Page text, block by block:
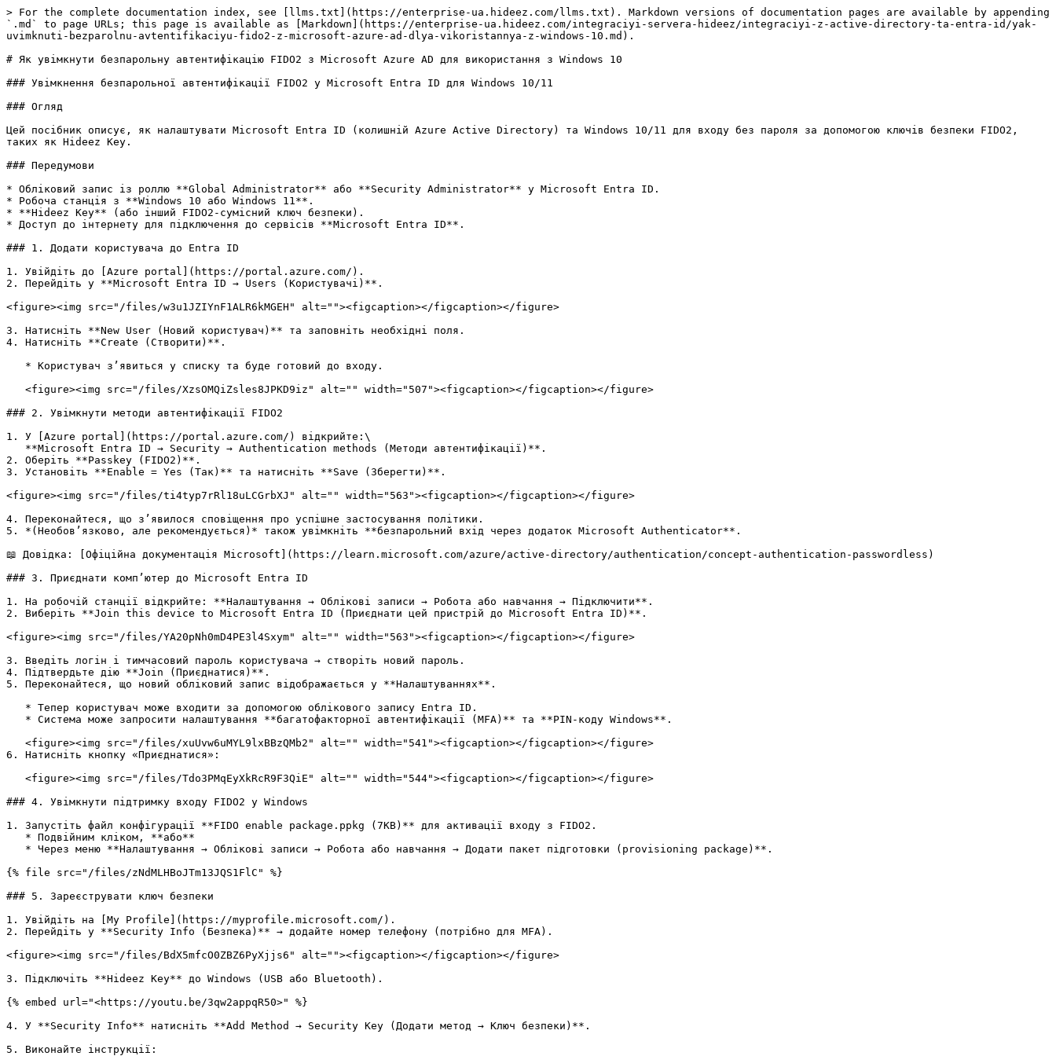
> For the complete documentation index, see [llms.txt](https://enterprise-ua.hideez.com/llms.txt). Markdown versions of documentation pages are available by appending
`.md` to page URLs; this page is available as [Markdown](https://enterprise-ua.hideez.com/integraciyi-servera-hideez/integraciyi-z-active-directory-ta-entra-id/yak-
uvimknuti-bezparolnu-avtentifikaciyu-fido2-z-microsoft-azure-ad-dlya-vikoristannya-z-windows-10.md).
# Як увімкнути безпарольну автентифікацію FIDO2 з Microsoft Azure AD для використання з Windows 10
### Увімкнення безпарольної автентифікації FIDO2 у Microsoft Entra ID для Windows 10/11
### Огляд
Цей посібник описує, як налаштувати Microsoft Entra ID (колишній Azure Active Directory) та Windows 10/11 для входу без пароля за допомогою ключів безпеки FIDO2,
таких як Hideez Key.
### Передумови
* Обліковий запис із роллю **Global Administrator** або **Security Administrator** у Microsoft Entra ID.
* Робоча станція з **Windows 10 або Windows 11**.
* **Hideez Key** (або інший FIDO2-сумісний ключ безпеки).
* Доступ до інтернету для підключення до сервісів **Microsoft Entra ID**.
### 1. Додати користувача до Entra ID
1. Увійдіть до [Azure portal](https://portal.azure.com/).
2. Перейдіть у **Microsoft Entra ID → Users (Користувачі)**.
<figure><img src="/files/w3u1JZIYnF1ALR6kMGEH" alt=""><figcaption></figcaption></figure>
3. Натисніть **New User (Новий користувач)** та заповніть необхідні поля.
4. Натисніть **Create (Створити)**.
### 2. Увімкнути методи автентифікації FIDO2
1. У [Azure portal](https://portal.azure.com/) відкрийте:\
2. Оберіть **Passkey (FIDO2)**.
3. Установіть **Enable = Yes (Так)** та натисніть **Save (Зберегти)**.
<figure><img src="/files/ti4typ7rRl18uLCGrbXJ" alt="" width="563"><figcaption></figcaption></figure>
4. Переконайтеся, що з’явилося сповіщення про успішне застосування політики.
5. *(Необов’язково, але рекомендується)* також увімкніть **безпарольний вхід через додаток Microsoft Authenticator**.
📖 Довідка: [Офіційна документація Microsoft](https://learn.microsoft.com/azure/active-directory/authentication/concept-authentication-passwordless)
### 3. Приєднати комп’ютер до Microsoft Entra ID
1. На робочій станції відкрийте: **Налаштування → Облікові записи → Робота або навчання → Підключити**.
2. Виберіть **Join this device to Microsoft Entra ID (Приєднати цей пристрій до Microsoft Entra ID)**.
<figure><img src="/files/YA20pNh0mD4PE3l4Sxym" alt="" width="563"><figcaption></figcaption></figure>
3. Введіть логін і тимчасовий пароль користувача → створіть новий пароль.
4. Підтвердьте дію **Join (Приєднатися)**.
5. Переконайтеся, що новий обліковий запис відображається у **Налаштуваннях**.
6. Натисніть кнопку «Приєднатися»:
### 4. Увімкнути підтримку входу FIDO2 у Windows
1. Запустіть файл конфігурації **FIDO enable package.ppkg (7KB)** для активації входу з FIDO2.
{% file src="/files/zNdMLHBoJTm13JQS1FlC" %}
### 5. Зареєструвати ключ безпеки
1. Увійдіть на [My Profile](https://myprofile.microsoft.com/).
2. Перейдіть у **Security Info (Безпека)** → додайте номер телефону (потрібно для MFA).
<figure><img src="/files/BdX5mfcO0ZBZ6PyXjjs6" alt=""><figcaption></figcaption></figure>
3. Підключіть **Hideez Key** до Windows (USB або Bluetooth).
{% embed url="<https://youtu.be/3qw2appqR50>" %}
4. У **Security Info** натисніть **Add Method → Security Key (Додати метод → Ключ безпеки)**.
5. Виконайте інструкції: